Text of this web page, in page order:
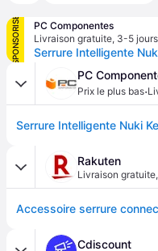
SPONSORISÉ
PC Componentes
Livraison gratuite, 3-5 jours
PC
Prix le plus bas·
Rakuten
Livraison gratuite,
Cdiscount